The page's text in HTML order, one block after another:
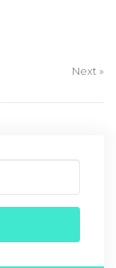
Next »